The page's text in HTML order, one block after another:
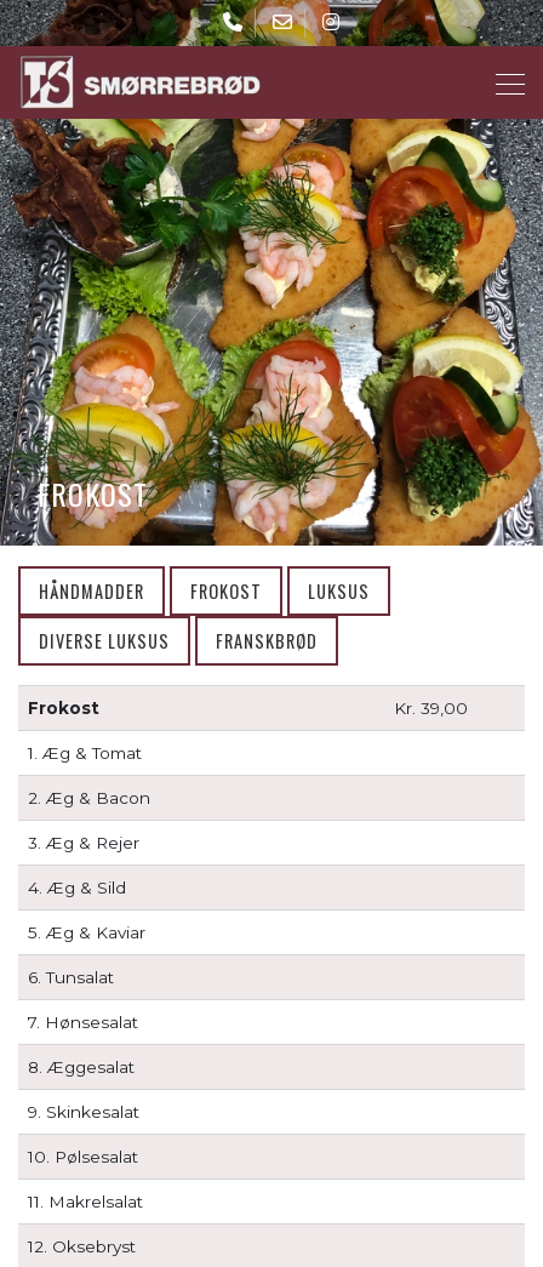
Gå
til
hovedindhold
FROKOST
​HÅNDMADDER ​FROKOST
LUKSUS
DIVERSE LUKSUS
​​FRANSKBRØD
​​​Frokost Kr. 39,00
1. Æg & Tomat
2. Æg & Bacon
3. Æg & Rejer
4. Æg & Sild
5. Æg & Kaviar
6. Tunsalat
7. ​Hønsesalat
8. Æggesalat
9. Skinkesalat
10. Pølsesalat
11. Makrelsalat
12. Oksebryst